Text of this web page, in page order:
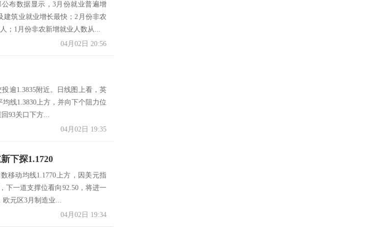
布数据显示，3月份就业普遍增
建筑业就业增长最快；2月份非农
；1月份非农新增就业人数从...
04月02日 20:56
逾1.3835附近。日线图上看，英
线1.3830上方，并向下个阻力位
93关口下方...
04月02日 19:35
下探1.1720
移动均线1.1770上方，因美元指
下一道支撑位看向92.50，将进一
欧元区3月制造业...
04月02日 19:34